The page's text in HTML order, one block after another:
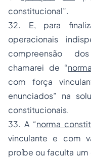
constitucional”.
32. E, para
operacionais
compreensão
chamarei de “
com força
enunciados” na
constitucionais.
33. A “norma
vinculante e com
proíbe ou faculta